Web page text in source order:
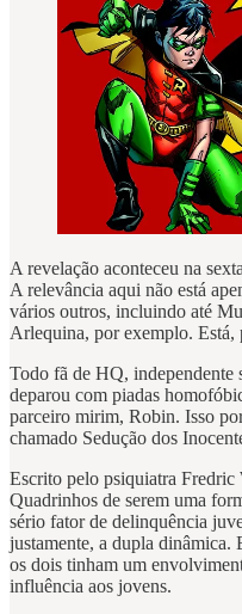
A revelação aconteceu na
A relevância aqui não está
vários outros, incluindo até
Arlequina, por exemplo.
Todo fã de HQ, independente
deparou com piadas
parceiro mirim, Robin. Isso
chamado Sedução dos
Escrito pelo psiquiatra Fredric
Quadrinhos de serem uma
sério fator de delinquência
justamente, a dupla
os dois tinham um
influência aos jovens.